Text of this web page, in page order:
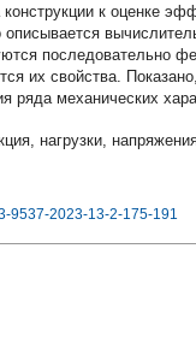
к оценке
последовательно
их свойства.
механических
, нагрузки,
9537-2023-13-2-175-191